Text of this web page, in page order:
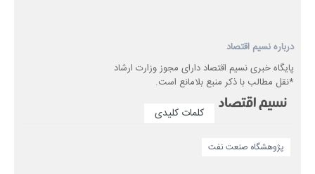
درباره نسیم اقتصاد
پایگاه خبری نسیم اقتصاد دارای مجوز وزارت ارشاد
*نقل مطالب با ذکر منبع بلامانع است.
کلمات کلیدی
پژوهشگاه صنعت نفت